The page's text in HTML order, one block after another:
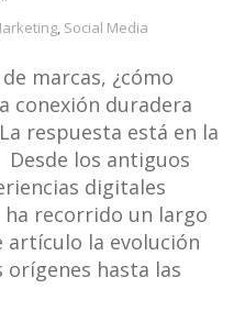
, Social Media
marcas, ¿cómo
conexión duradera
respuesta está en la
los antiguos
digitales
recorrido un largo
artículo la evolución
orígenes hasta las